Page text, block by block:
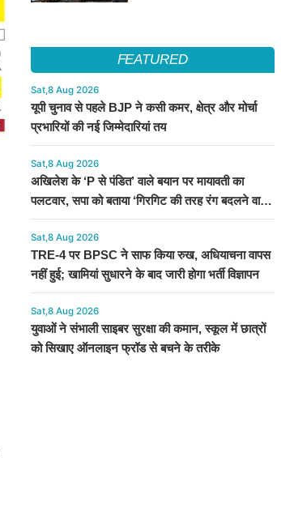
FEATURED
Sat,8 Aug 2026
यूपी चुनाव से पहले BJP ने कसी कमर, क्षेत्र और मोर्चा
प्रभारियों की नई जिम्मेदारियां तय
Sat,8 Aug 2026
अखिलेश के ‘P से पंडित’ वाले बयान पर मायावती का
पलटवार, सपा को बताया ‘गिरगिट की तरह रंग बदलने वाली
पार्टी’
Sat,8 Aug 2026
TRE-4 पर BPSC ने साफ किया रुख, अधियाचना वापस
नहीं हुई; खामियां सुधारने के बाद जारी होगा भर्ती विज्ञापन
Sat,8 Aug 2026
युवाओं ने संभाली साइबर सुरक्षा की कमान, स्कूल में छात्रों
को सिखाए ऑनलाइन फ्रॉड से बचने के तरीके